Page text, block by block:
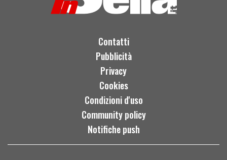
Contatti
Pubblicità
Privacy
Cookies
Condizioni d'uso
Community policy
Notifiche push